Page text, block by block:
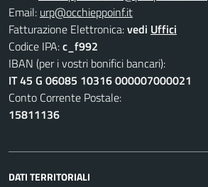
Email: urp@occhieppoinf.it
Fatturazione Elettronica:vedi Uffici
Codice IPA:c_f992
IBAN (per i vostri bonifici bancari):
IT 45 G 06085 10316 000007000021
Conto Corrente Postale:
15811136
DATI TERRITORIALI